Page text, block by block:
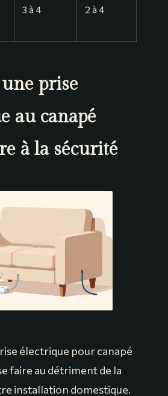
3 à 4 2 à 4
prise
au canapé
à la sécurité
électrique pour canapé
faire au détriment de la
installation domestique.